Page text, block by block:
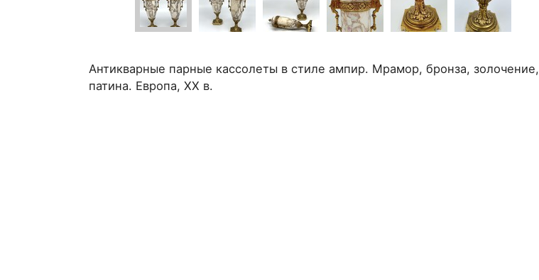
Антикварные парные кассолеты в стиле ампир. Мрамор, бронза, золочение,
патина. Европа, ХХ в.